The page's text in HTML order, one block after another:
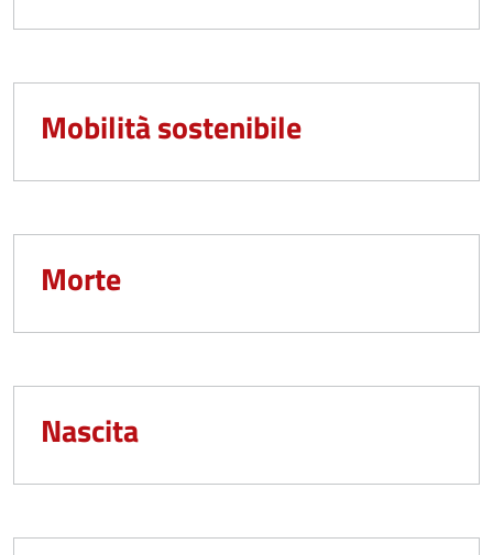
Mobilità sostenibile
Morte
Nascita